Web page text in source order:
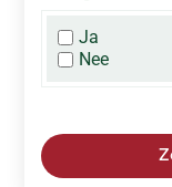
Zwart
Ja
Nee